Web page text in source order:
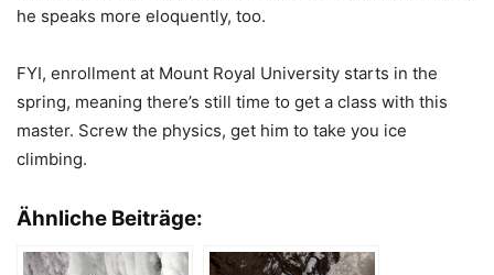
he speaks more eloquently, too.
FYI, enrollment at Mount Royal University starts in the
spring, meaning there’s still time to get a class with this
master. Screw the physics, get him to take you ice
climbing.
Ähnliche Beiträge: